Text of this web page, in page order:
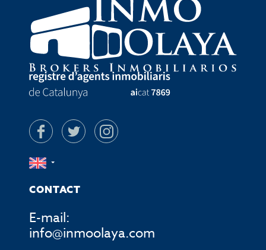
CONTACT
E-mail:
info@inmoolaya.com